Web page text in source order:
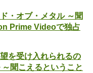
・オブ・メタル ～聞
Prime Videoで独占
を受け入れられるの
聞こえるということ